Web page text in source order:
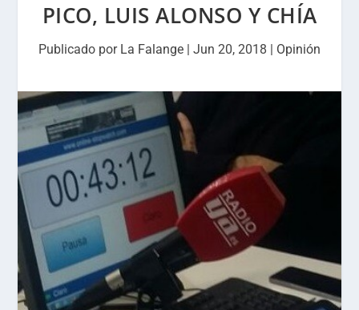
PICO, LUIS ALONSO Y CHÍA
Publicado por La Falange | Jun 20, 2018 | Opinión